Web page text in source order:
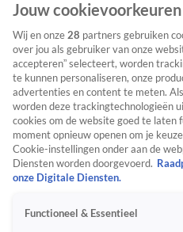
Jouw cookievoorkeuren
Wij en onze 28 partners gebruiken
over jou als gebruiker van onze
accepteren” selecteert, worden
te kunnen personaliseren, onze
advertenties en content te meten.
worden deze trackingtechnologieën
cookies om de website goed te laten
moment opnieuw openen om je
Cookie-instellingen onder aan de
Diensten worden doorgevoerd.
onze Digitale Diensten.
Functioneel & Essentieel